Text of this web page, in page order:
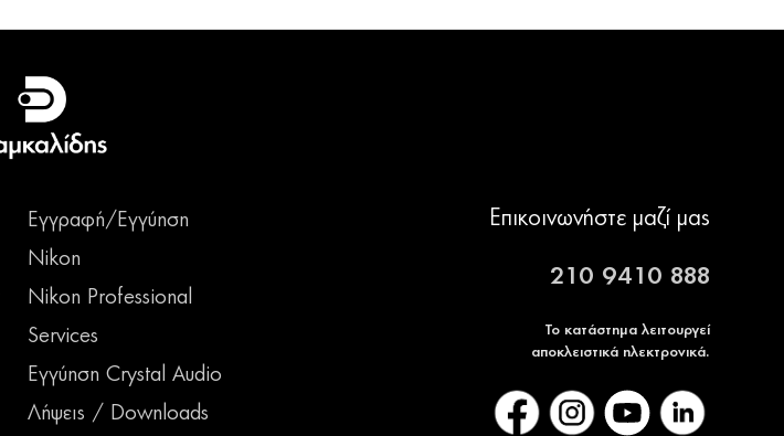
Εγγραφή/Εγγύηση
Nikon
Nikon Professional
Services
Εγγύηση Crystal Audio
Λήψεις / Downloads
Επικοινωνήστε μαζί μας
210 9410 888
Το κατάστημα λειτουργεί
αποκλειστικά ηλεκτρονικά.